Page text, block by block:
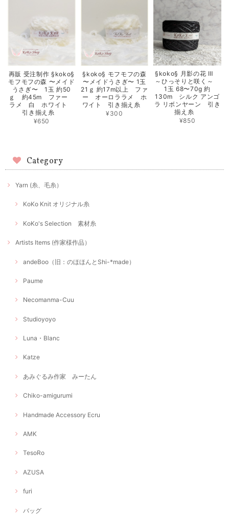
再販 受注制作 §koko§
モフモフの森 〜メイド
うさぎ〜 1玉 約50
ｇ 約45m ファー
ラメ 白 ホワイト
引き揃え糸
¥650
§koko§ モフモフの森
〜メイドうさぎ〜 1玉
21ｇ 約17m以上 ファ
ー オーロララメ ホ
ワイト 引き揃え糸
¥300
§koko§ 月影の花 Ⅲ
～ひっそりと咲く～
1玉 68〜70g 約
130m シルク アンゴ
ラ リボンヤーン 引き
揃え糸
¥850
Category
Yarn (糸、毛糸）
KoKo Knit オリジナル糸
KoKo's Selection 素材糸
Artists Items (作家様作品）
andeBoo（旧：のほほんとShi-*made）
Paume
Necomanma-Cuu
Studioyoyo
Luna・Blanc
Katze
あみぐるみ作家 みーたん
Chiko-amigurumi
Handmade Accessory Ecru
AMK
TesoRo
AZUSA
furi
バッグ